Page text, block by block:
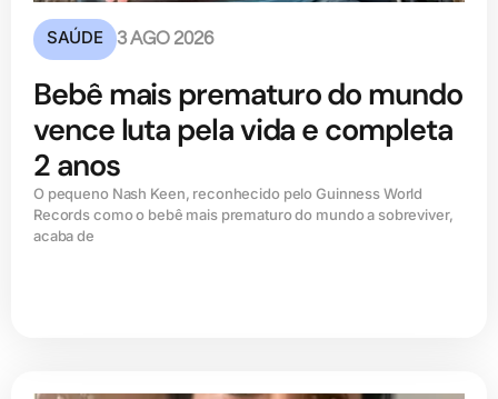
SAÚDE 3 AGO 2026
Bebê mais prematuro do mundo
vence luta pela vida e completa
2 anos
O pequeno Nash Keen, reconhecido pelo Guinness World
Records como o bebê mais prematuro do mundo a sobreviver,
acaba de